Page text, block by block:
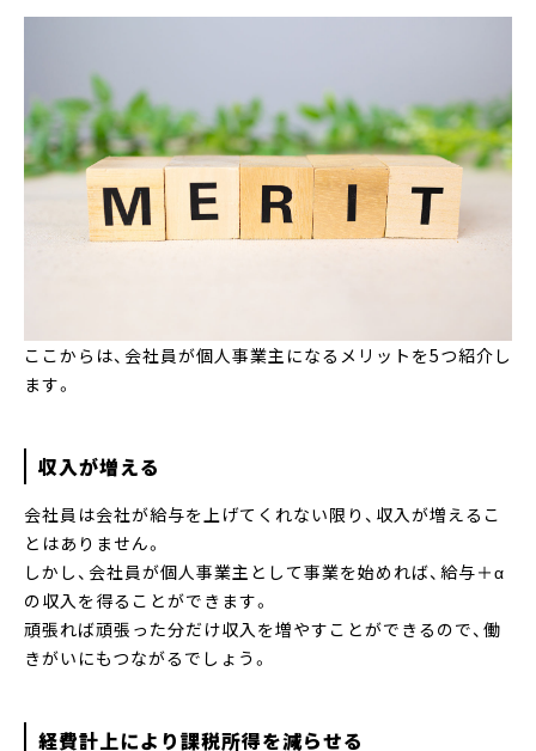
ここからは、会社員が個人事業主になるメリットを5つ紹介し
ます。
収入が増える
会社員は会社が給与を上げてくれない限り、収入が増えるこ
とはありません。
しかし、会社員が個人事業主として事業を始めれば、給与＋α
の収入を得ることができます。
頑張れば頑張った分だけ収入を増やすことができるので、働
きがいにもつながるでしょう。
経費計上により課税所得を減らせる